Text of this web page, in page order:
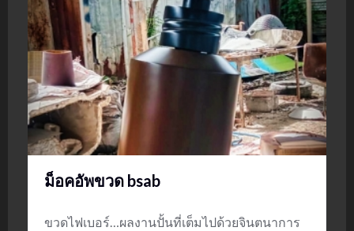
ม็อคอัพขวด bsab
ขวดไฟเบอร์…ผลงานปั้นที่เต็มไปด้วยจินตนาการ